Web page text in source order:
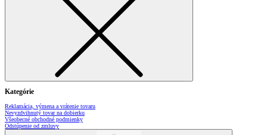
Kategórie
Reklamácia, výmena a vrátenie tovaru
Nevyzdvihnutý tovar na dobierku
Všeobecné obchodné podmienky
Odstúpenie od zmluvy